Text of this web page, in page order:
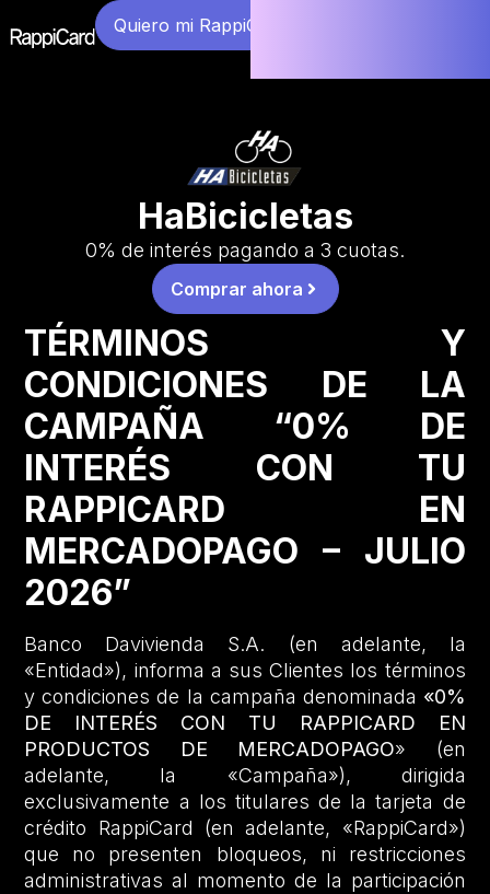
Quiero mi RappiCard
HaBicicletas
0% de interés pagando a 3 cuotas.
Comprar ahora
TÉRMINOS Y
CONDICIONES DE LA
CAMPAÑA “0% DE
INTERÉS CON TU
RAPPICARD EN
MERCADOPAGO – JULIO
2026”
Banco Davivienda S.A. (en adelante, la
«Entidad»), informa a sus Clientes los términos
y condiciones de la campaña denominada «0%
DE INTERÉS CON TU RAPPICARD EN
PRODUCTOS DE MERCADOPAGO» (en
adelante, la «Campaña»), dirigida
exclusivamente a los titulares de la tarjeta de
crédito RappiCard (en adelante, «RappiCard»)
que no presenten bloqueos, ni restricciones
administrativas al momento de la participación